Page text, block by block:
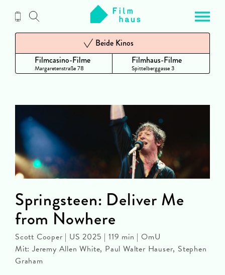
Inhalt
Filmcasino-Filme
Margaretenstraße 78
Beide Kinos
Filmhaus-Filme
Spittelberggasse 3
Springsteen: Deliver Me
from Nowhere
Scott Cooper | US 2025 | 119 min | OmU
Mit: Jeremy Allen White, Paul Walter Hauser, Stephen
Graham